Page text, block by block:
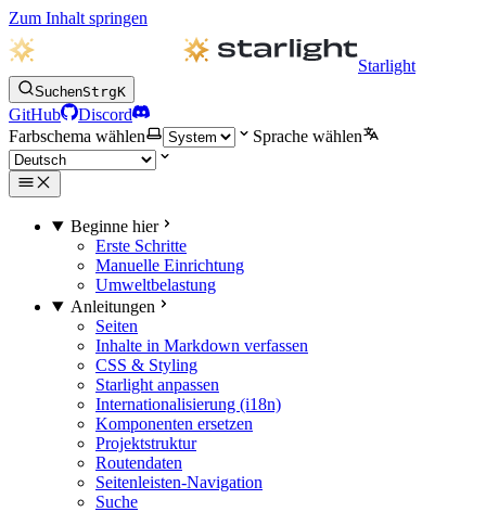
Zum Inhalt springen
Starlight
SuchenStrgK
GitHub
Discord
Farbschema wählen
Sprache wählen
Beginne hier
Erste Schritte
Manuelle Einrichtung
Umweltbelastung
Anleitungen
Seiten
Inhalte in Markdown verfassen
CSS & Styling
Starlight anpassen
Internationalisierung (i18n)
Komponenten ersetzen
Projektstruktur
Routendaten
Seitenleisten-Navigation
Suche